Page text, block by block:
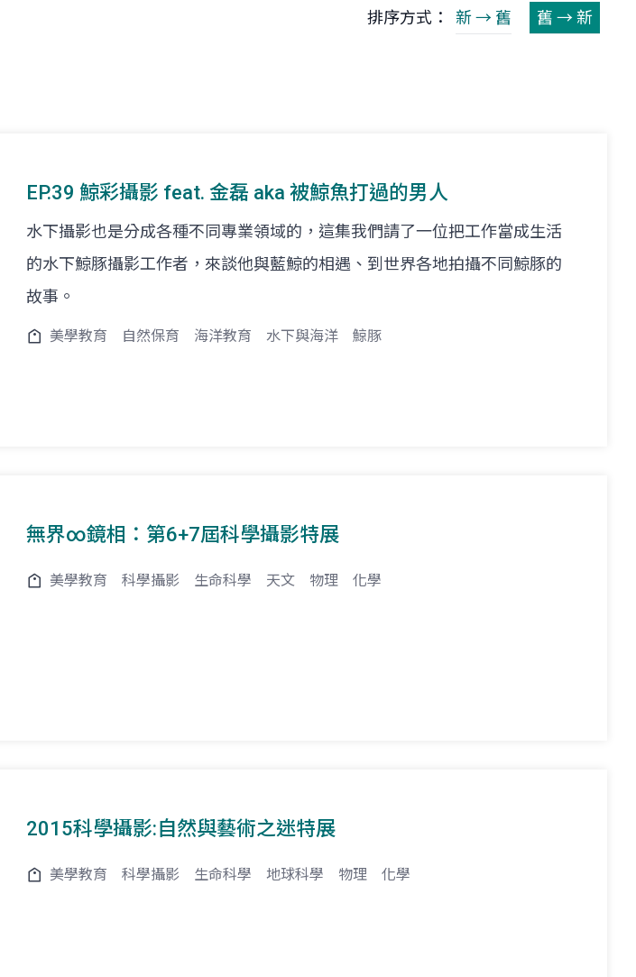
排序方式： 新 → 舊 舊 → 新
EP.39 鯨彩攝影 feat. 金磊 aka 被鯨魚打過的男人
水下攝影也是分成各種不同專業領域的，這集我們請了一位把工作當成生活
的水下鯨豚攝影工作者，來談他與藍鯨的相遇、到世界各地拍攝不同鯨豚的
故事。
美學教育 自然保育 海洋教育 水下與海洋 鯨豚
無界∞鏡相：第6+7屆科學攝影特展
美學教育 科學攝影 生命科學 天文 物理 化學
2015科學攝影:自然與藝術之迷特展
美學教育 科學攝影 生命科學 地球科學 物理 化學